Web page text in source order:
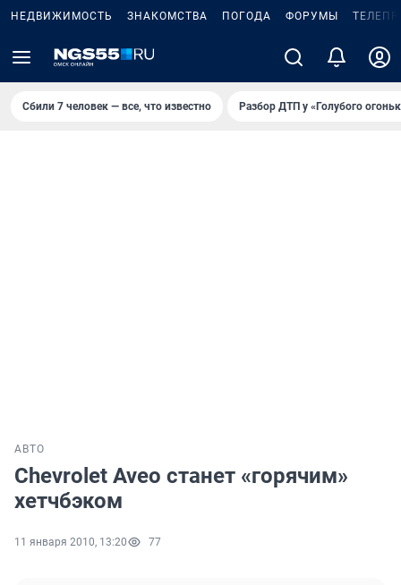
НЕДВИЖИМОСТЬ ЗНАКОМСТВА ПОГОДА ФОРУМЫ
Сбили 7 человек — все, что известно Разбор ДТП у «Голубого
АВТО
Chevrolet Aveo станет «горячим»
хетчбэком
11 января 2010, 13:20 77